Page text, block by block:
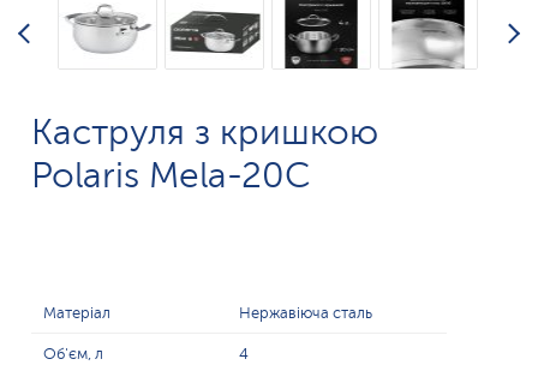
Каструля з кришкою
Polaris Mela-20C
Матеріал Нержавіюча сталь
Об'єм, л 4